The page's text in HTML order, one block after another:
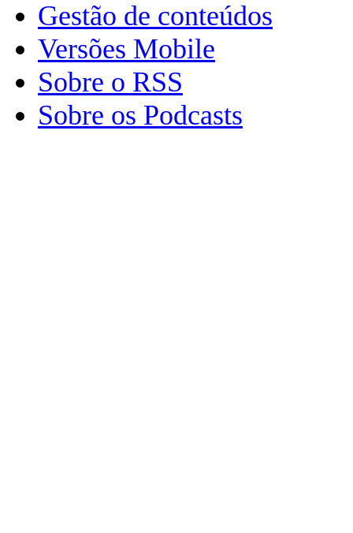
Gestão de conteúdos
Versões Mobile
Sobre o RSS
Sobre os Podcasts